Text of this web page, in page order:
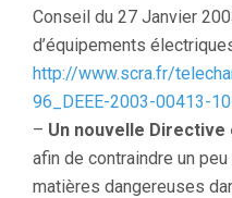
Conseil du 27 Janvier
d’équipements
http://www.scra.fr/
96_DEEE-2003-00413-
– Un nouvelle
afin de contraindre un
matières dangereuses